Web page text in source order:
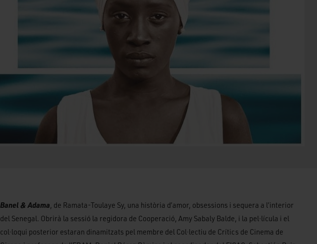
Banel & Adama, de Ramata-Toulaye Sy, una història d’amor, obsessions i sequera a l’interior
del Senegal. Obrirà la sessió la regidora de Cooperació, Amy Sabaly Balde, i la pel·lícula i el
col·loqui posterior estaran dinamitzats pel membre del Col·lectiu de Crítics de Cinema de